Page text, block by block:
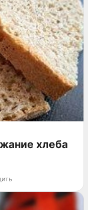
хлеба